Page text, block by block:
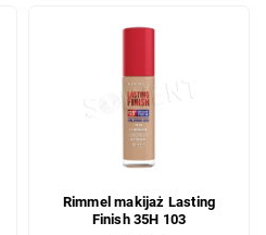
Rimmel makijaż Lasting
Finish 35H 103